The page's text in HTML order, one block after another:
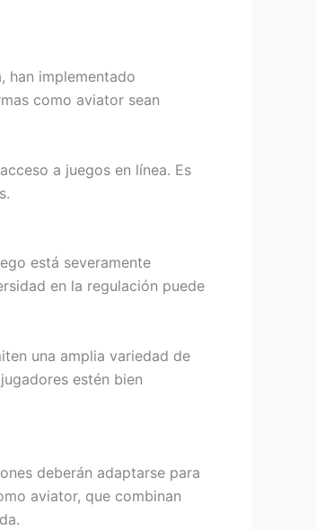
han implementado
como aviator sean
a juegos en línea. Es
está severamente
en la regulación puede
una amplia variedad de
estén bien
deberán adaptarse para
aviator, que combinan